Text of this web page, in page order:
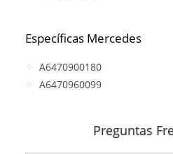
Específicas Mercedes
A6470900180
A6470960099
Preguntas